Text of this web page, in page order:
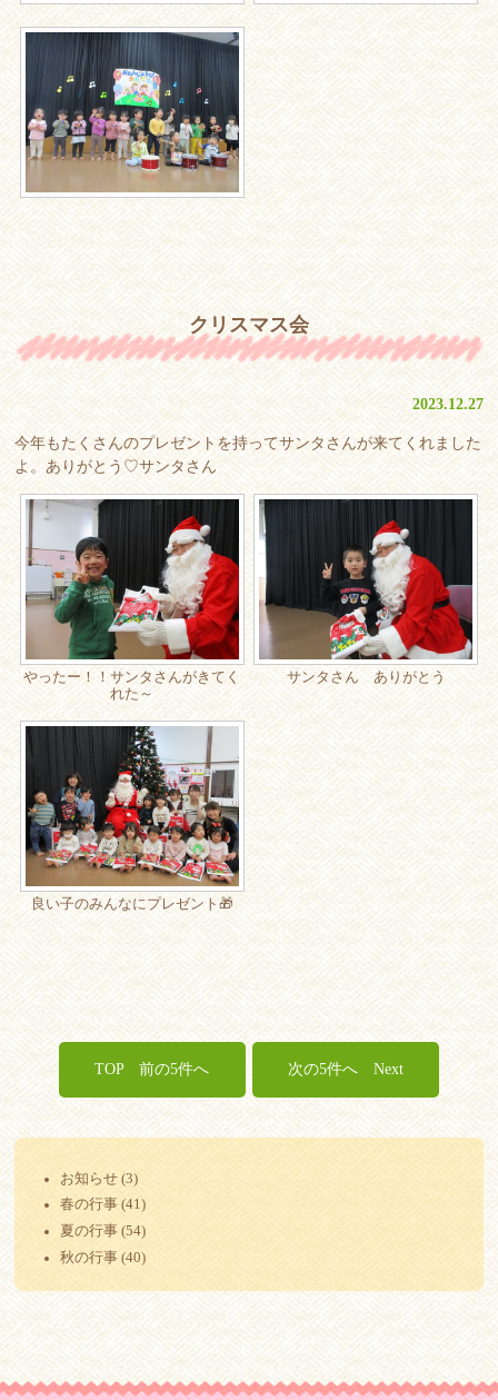
お知らせ (3)
春の行事 (41)
夏の行事 (54)
秋の行事 (40)
クリスマス会
2023.12.27
今年もたくさんのプレゼントを持ってサンタさんが来てくれました
よ。ありがとう♡サンタさん
やったー！！サンタさんがきてく
れた～
サンタさん ありがとう
良い子のみんなにプレゼント🎁
TOP Next